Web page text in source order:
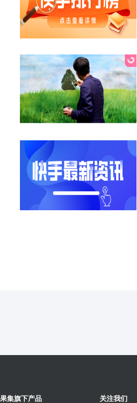
果集旗下产品 关注我们